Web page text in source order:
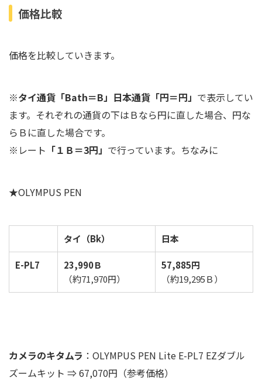
価格比較
価格を比較していきます。
※タイ通貨「Bath＝B」日本通貨「円＝円」 で表示してい
ます。それぞれの通貨の下はＢなら円に直した場合、円な
らＢに直した場合です。
※レート 「１Ｂ＝3円」 で行っています。ちなみに
★OLYMPUS PEN
タイ（Bk） 日本
E-PL7
23,990Ｂ
（約71,970円）
57,885円
（約19,295Ｂ）
カメラのキタムラ ：OLYMPUS PEN Lite E-PL7 EZダブル
ズームキット ⇒ 67,070円（参考価格）